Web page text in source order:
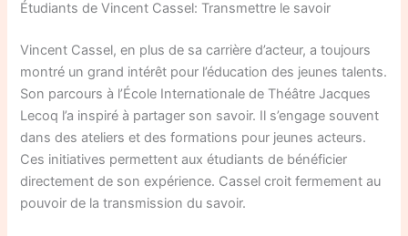
Étudiants de Vincent Cassel: Transmettre le savoir
Vincent Cassel, en plus de sa carrière d’acteur, a toujours
montré un grand intérêt pour l’éducation des jeunes talents.
Son parcours à l’École Internationale de Théâtre Jacques
Lecoq l’a inspiré à partager son savoir. Il s’engage souvent
dans des ateliers et des formations pour jeunes acteurs.
Ces initiatives permettent aux étudiants de bénéficier
directement de son expérience. Cassel croit fermement au
pouvoir de la transmission du savoir.